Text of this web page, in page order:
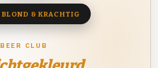
CLUB
BLOND & KRACHTIG